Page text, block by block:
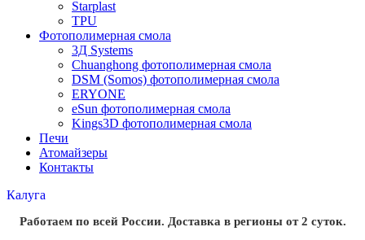
Starplast
TPU
Фотополимерная смола
3Д Systems
Chuanghong фотополимерная смола
DSM (Somos) фотополимерная смола
ERYONE
eSun фотополимерная смола
Kings3D фотополимерная смола
Печи
Атомайзеры
Контакты
Калуга
Работаем по всей России. Доставка в регионы от 2 суток.